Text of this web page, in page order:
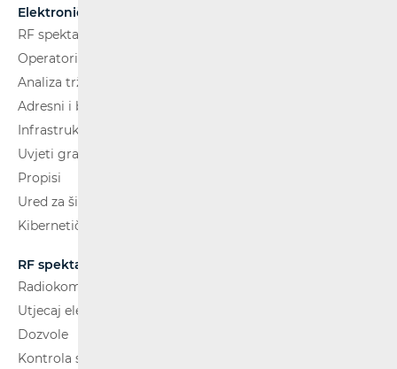
Elektroničke komunikacije
RF spektar
Operatori i usluge
Analiza tržišta
Adresni i brojevni prostor
Infrastruktura
Uvjeti gradnje
Propisi
Ured za širokopojasnost (BCO)
Kibernetička sigurnost
RF spektar
Radiokomunikacije i radiodifuzija
Utjecaj elektromagnetskih polja (EMP)
Dozvole
Kontrola spektra